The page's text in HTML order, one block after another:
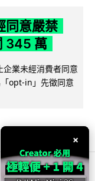
同意嚴禁
345 萬
業未經消費者同意
opt-in」先徵同意
×